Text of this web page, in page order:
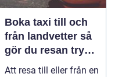
Boka taxi till och
från landvetter så
gör du resan trygg
och smidig
Att resa till eller från en